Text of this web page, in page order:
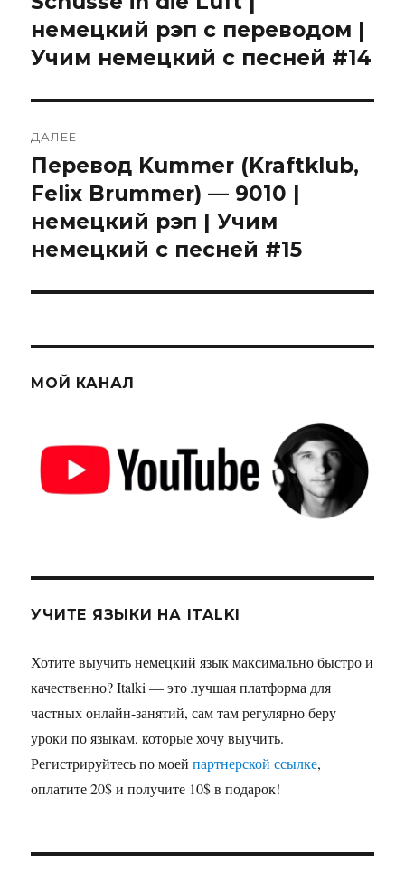
немецкий рэп с переводом |
Учим немецкий с песней #14
ДАЛЕЕ
Следующая
запись:
Перевод Kummer (Kraftklub,
Felix Brummer) — 9010 |
немецкий рэп | Учим
немецкий с песней #15
МОЙ КАНАЛ
УЧИТЕ ЯЗЫКИ НА ITALKI
Хотите выучить немецкий язык максимально быстро и
качественно? Italki — это лучшая платформа для
частных онлайн-занятий, сам там регулярно беру
уроки по языкам, которые хочу выучить.
Регистрируйтесь по моейпартнерской ссылке,
оплатите 20$ и получите 10$ в подарок!